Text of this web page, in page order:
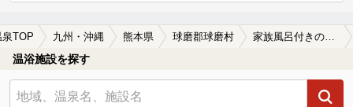
泉TOP 九州・沖縄 熊本県 球磨郡球磨村
温浴施設を探す